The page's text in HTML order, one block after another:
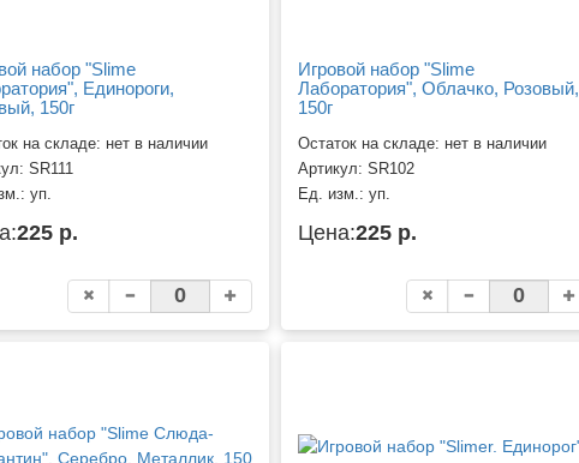
набор "Slime
Единороги,
150г
на складе: нет в наличии
SR111
уп.
225 р.
Игровой набор "Slime
Лаборатория", Облачко, Розовый,
150г
Остаток на складе: нет в наличии
Артикул: SR102
Ед. изм.: уп.
Цена:225 р.